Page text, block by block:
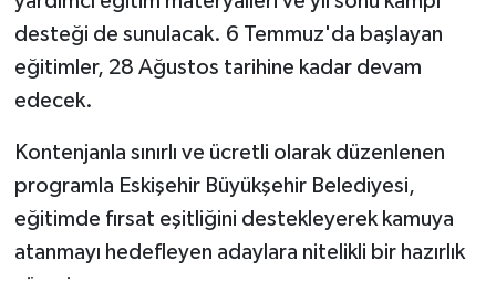
desteği de sunulacak. 6 Temmuz'da başlayan
eğitimler, 28 Ağustos tarihine kadar devam
edecek.
Kontenjanla sınırlı ve ücretli olarak düzenlenen
programla Eskişehir Büyükşehir Belediyesi,
eğitimde fırsat eşitliğini destekleyerek kamuya
atanmayı hedefleyen adaylara nitelikli bir hazırlık